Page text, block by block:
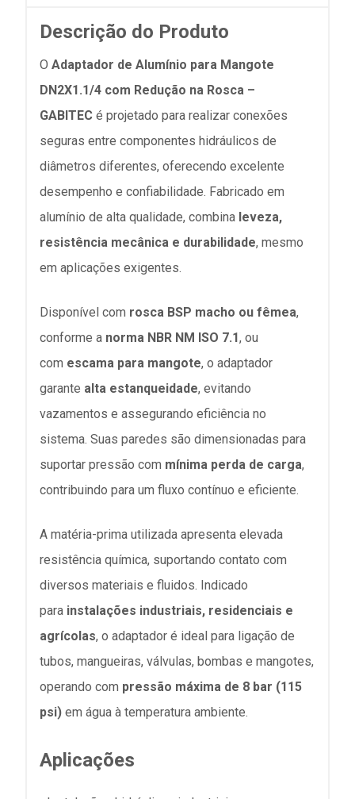
Descrição do Produto
O Adaptador de Alumínio para Mangote
DN2X1.1/4 com Redução na Rosca –
GABITEC é projetado para realizar conexões
seguras entre componentes hidráulicos de
diâmetros diferentes, oferecendo excelente
desempenho e confiabilidade. Fabricado em
alumínio de alta qualidade, combina leveza,
resistência mecânica e durabilidade, mesmo
em aplicações exigentes.
Disponível com rosca BSP macho ou fêmea,
conforme a norma NBR NM ISO 7.1, ou
com escama para mangote, o adaptador
garante alta estanqueidade, evitando
vazamentos e assegurando eficiência no
sistema. Suas paredes são dimensionadas para
suportar pressão com mínima perda de carga,
contribuindo para um fluxo contínuo e eficiente.
A matéria-prima utilizada apresenta elevada
resistência química, suportando contato com
diversos materiais e fluidos. Indicado
para instalações industriais, residenciais e
agrícolas, o adaptador é ideal para ligação de
tubos, mangueiras, válvulas, bombas e mangotes,
operando com pressão máxima de 8 bar (115
psi) em água à temperatura ambiente.
Aplicações